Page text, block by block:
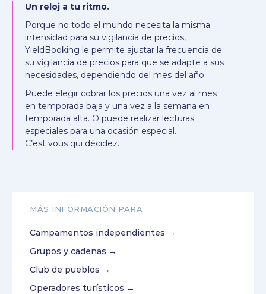
Un reloj a tu ritmo.
Porque no todo el mundo necesita la misma
intensidad para su vigilancia de precios,
YieldBooking le permite ajustar la frecuencia de
su vigilancia de precios para que se adapte a sus
necesidades, dependiendo del mes del año.
Puede elegir cobrar los precios una vez al mes
en temporada baja y una vez a la semana en
temporada alta. O puede realizar lecturas
especiales para una ocasión especial.
C’est vous qui décidez.
MÁS INFORMACIÓN PARA
Campamentos independientes →
Grupos y cadenas →
Club de pueblos →
Operadores turísticos →